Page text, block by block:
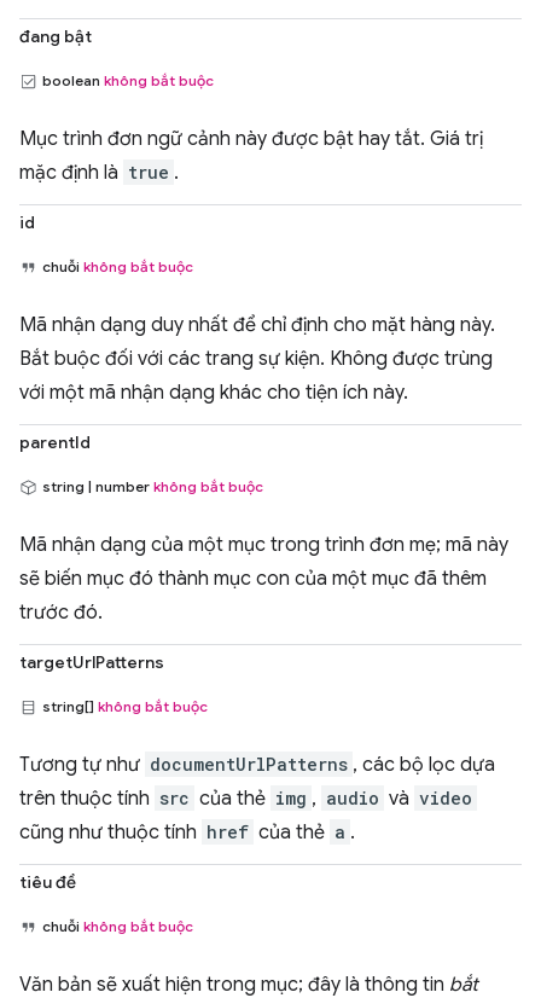
đang bật
boolean không bắt buộc
Mục trình đơn ngữ cảnh này được bật hay tắt. Giá trị
mặc định là true .
id
chuỗi không bắt buộc
Mã nhận dạng duy nhất để chỉ định cho mặt hàng này.
Bắt buộc đối với các trang sự kiện. Không được trùng
với một mã nhận dạng khác cho tiện ích này.
parentId
string | number không bắt buộc
Mã nhận dạng của một mục trong trình đơn mẹ; mã này
sẽ biến mục đó thành mục con của một mục đã thêm
trước đó.
targetUrlPatterns
string[] không bắt buộc
Tương tự như documentUrlPatterns , các bộ lọc dựa
trên thuộc tính src của thẻ img , audio và video
cũng như thuộc tính href của thẻ a .
tiêu đề
chuỗi không bắt buộc
Văn bản sẽ xuất hiện trong mục; đây là thông tin bắt